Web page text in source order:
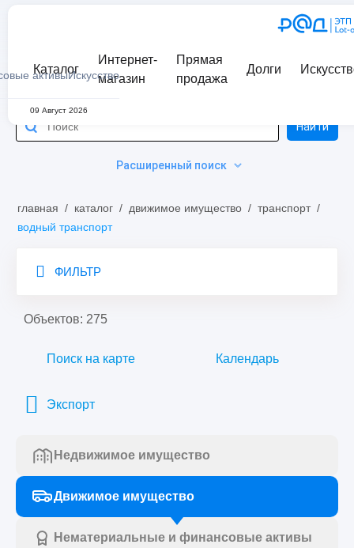
активыИскусство
Каталог
Интернет-
магазин
Прямая
продажа
Долги
09 Август 2026
Расширенный поиск
Найти
главная / каталог / движимое имущество / транспорт /
водный транспорт
ФИЛЬТР
Объектов: 275
Поиск на карте Календарь
Экспорт
Недвижимое имущество
Движимое имущество
Нематериальные и финансовые активы